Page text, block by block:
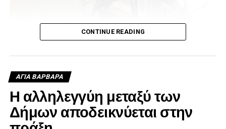
CONTINUE READING
ΑΓΙΑ ΒΑΡΒΑΡΑ
Η αλληλεγγύη μεταξύ των
Δήμων αποδεικνύεται στην